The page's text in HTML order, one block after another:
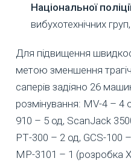
Національної
вибухотехнічних
Для підвищення
метою зменшення
саперів задіяно 26
розмінування: MV-4 – 4
910 – 5 од, ScanJack
РТ-300 – 2 од, GCS-100
МР-3101 – 1 (розробка